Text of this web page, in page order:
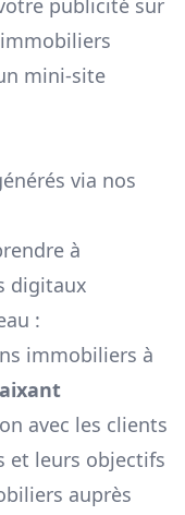
publicité sur
mini-site
via nos
à
digitaux
:
immobiliers à
avec les clients
et leurs objectifs
auprès